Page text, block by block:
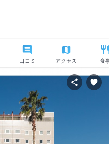
口コミ アクセス 食